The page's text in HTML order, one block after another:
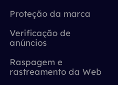
Proteção da marca
Verificação de
anúncios
Raspagem e
rastreamento da Web